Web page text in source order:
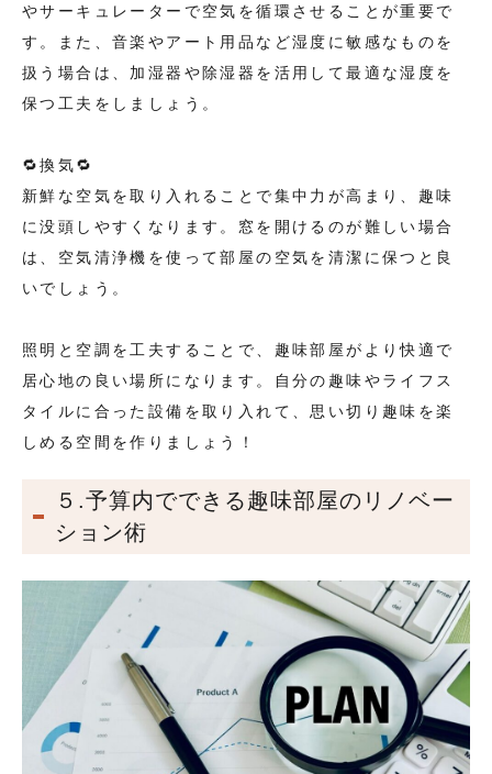
やサーキュレーターで空気を循環させることが重要で
す。また、音楽やアート用品など湿度に敏感なものを
扱う場合は、加湿器や除湿器を活用して最適な湿度を
保つ工夫をしましょう。
🔁換気🔁
新鮮な空気を取り入れることで集中力が高まり、趣味
に没頭しやすくなります。窓を開けるのが難しい場合
は、空気清浄機を使って部屋の空気を清潔に保つと良
いでしょう。
照明と空調を工夫することで、趣味部屋がより快適で
居心地の良い場所になります。自分の趣味やライフス
タイルに合った設備を取り入れて、思い切り趣味を楽
しめる空間を作りましょう！
５.予算内でできる趣味部屋のリノベー
ション術